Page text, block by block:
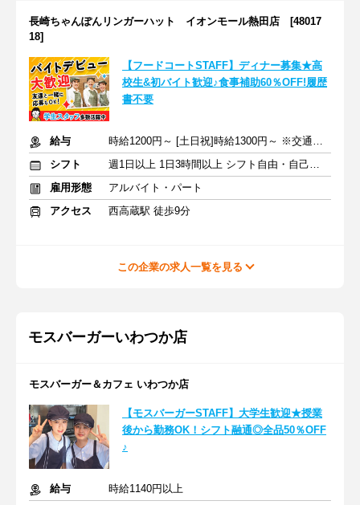
長崎ちゃんぽんリンガーハット イオンモール熱田店 [48017
18]
【フードコートSTAFF】ディナー募集★高
校生&初バイト歓迎♪食事補助60％OFF!履歴
書不要
給与
時給1200円～ [土日祝]時給1300円～ ※交通費全額支給
シフト
週1日以上 1日3時間以上 シフト自由・自己申告
雇用形態
アルバイト・パート
アクセス
西高蔵駅 徒歩9分
この企業の求人一覧を見る
モスバーガーいわつか店
モスバーガー＆カフェ いわつか店
【モスバーガーSTAFF】大学生歓迎★授業
後から勤務OK！シフト融通◎全品50％OFF
♪
給与
時給1140円以上